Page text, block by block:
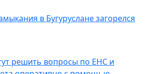
в Бугуруслане загорелся
решить вопросы по ЕНС и